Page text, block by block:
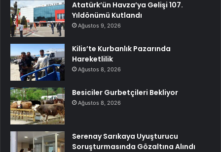
Atatürk’ün Havza’ya Gelişi 107.
Yıldönümü Kutlandı
Ağustos 9, 2026
Kilis’te Kurbanlık Pazarında
Hareketlilik
Ağustos 8, 2026
Besiciler Gurbetçileri Bekliyor
Ağustos 8, 2026
Serenay Sarıkaya Uyuşturucu
Soruşturmasında Gözaltına Alındı